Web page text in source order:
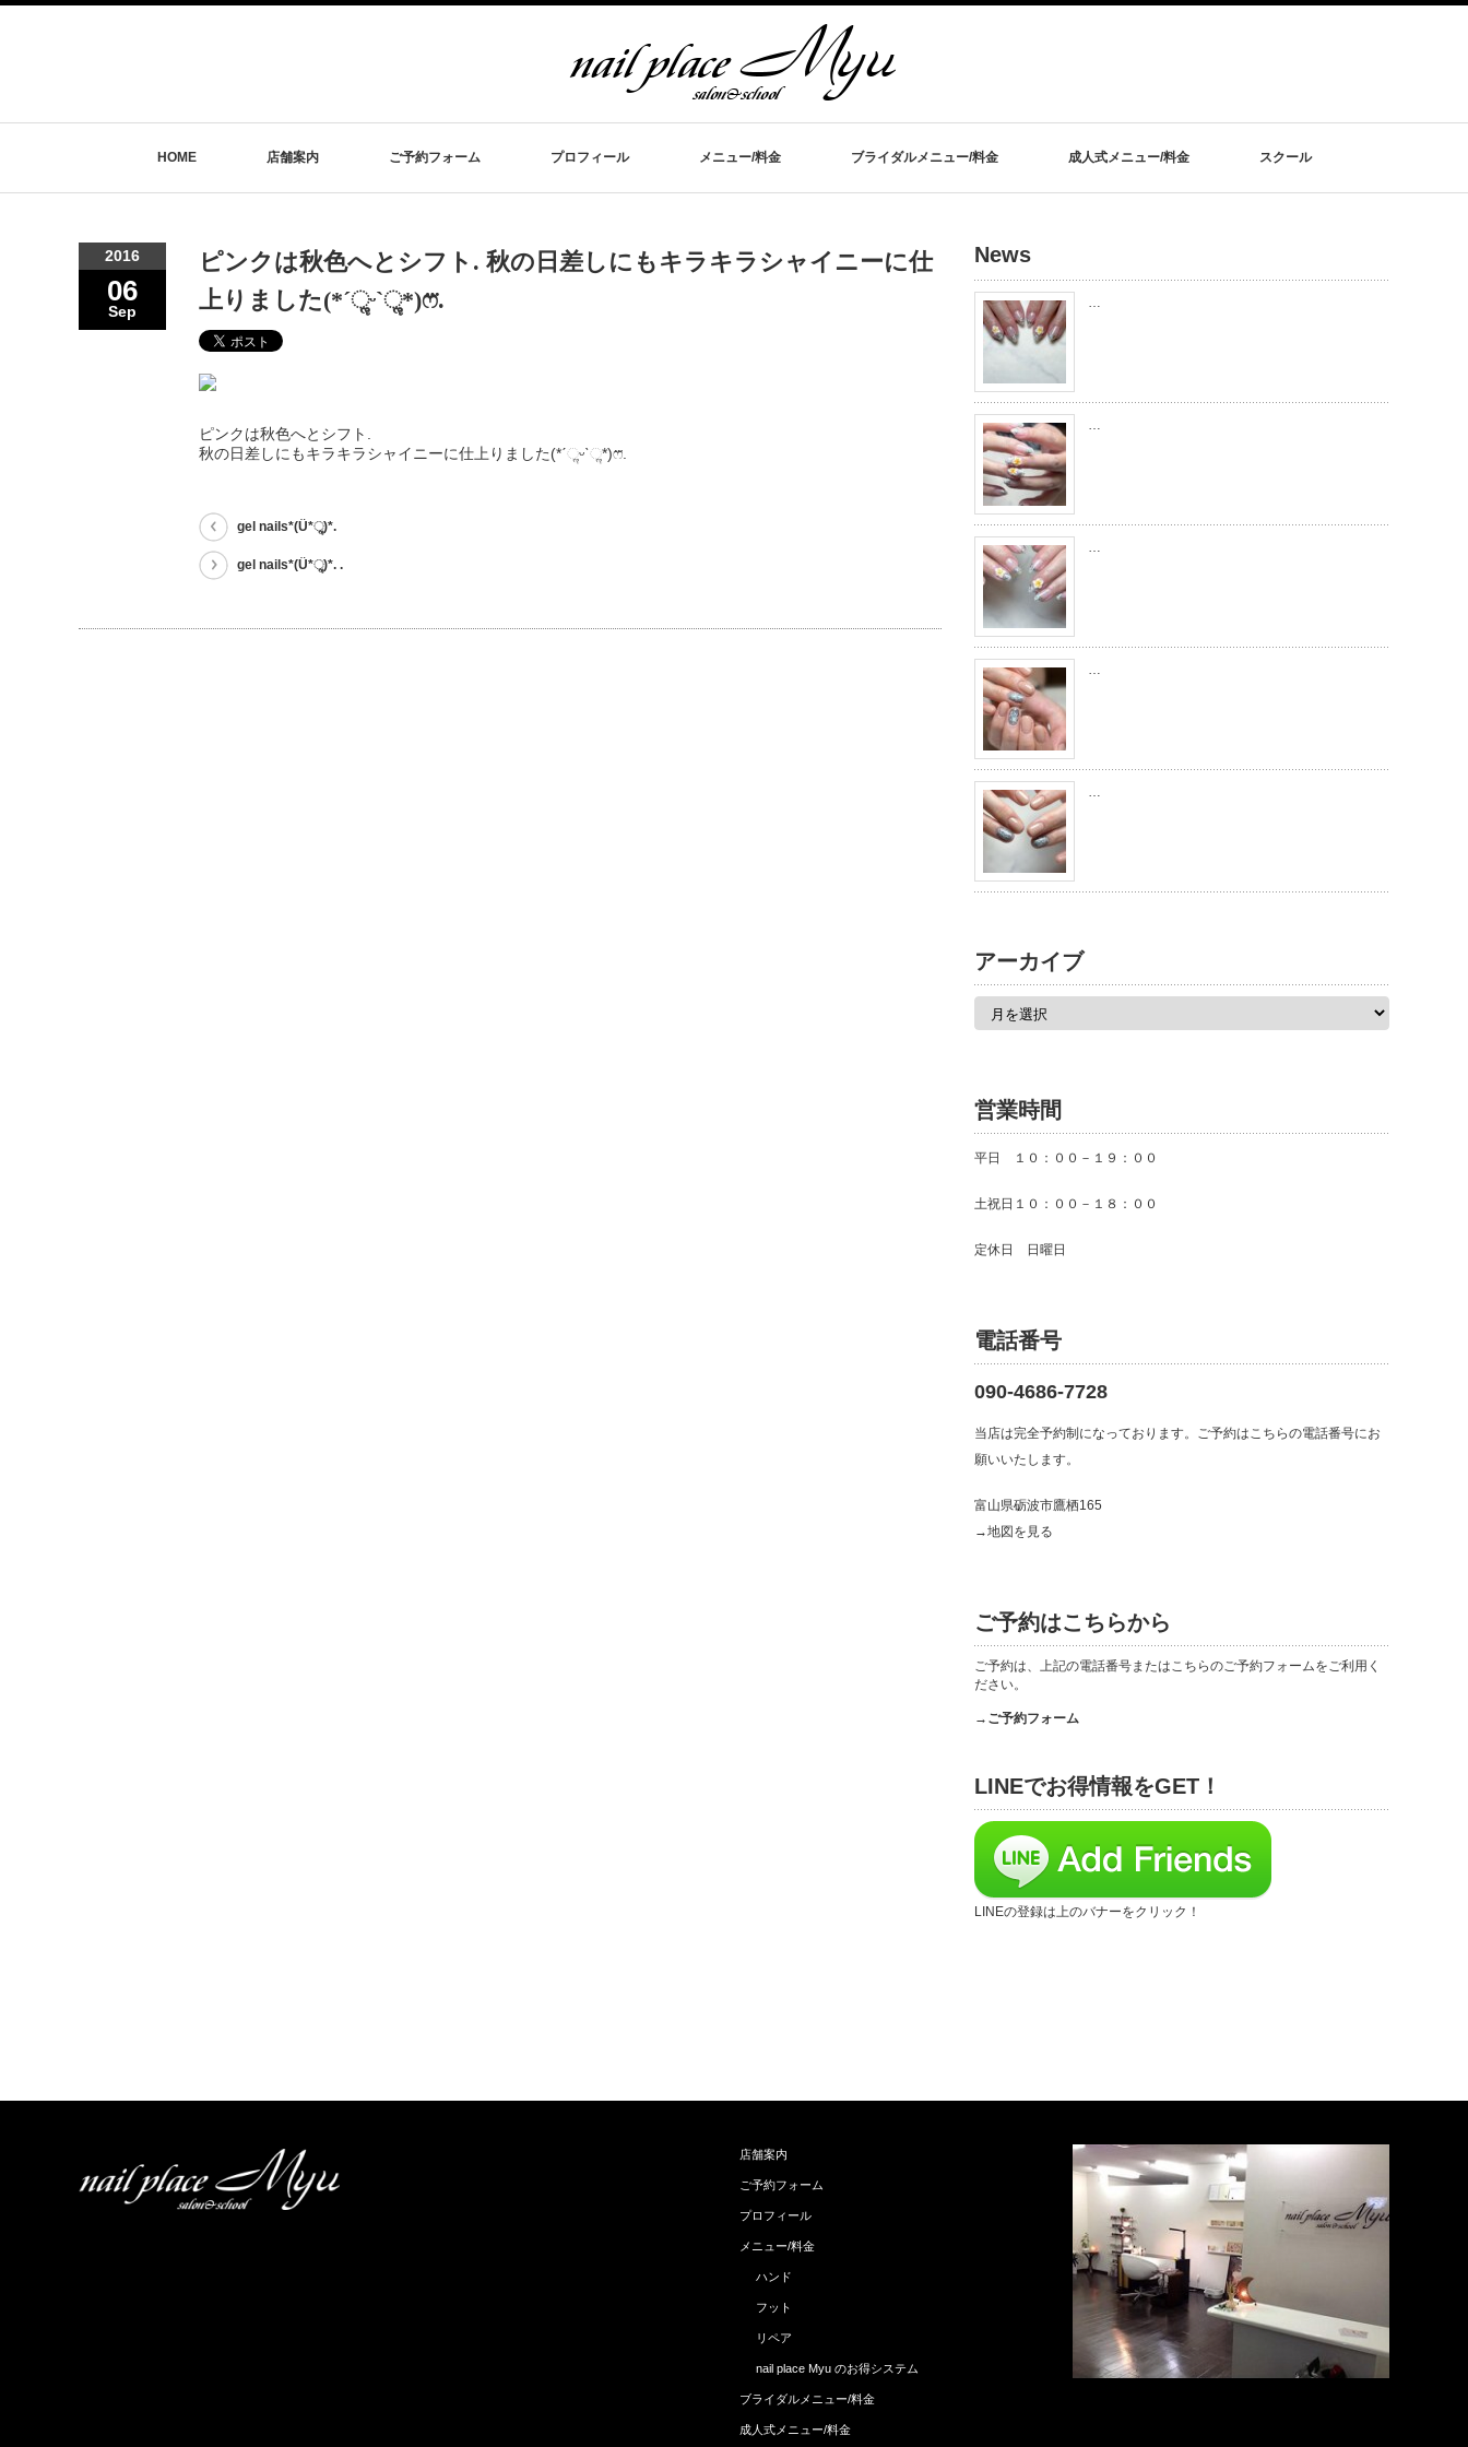
HOME 店舗案内 ご予約フォーム プロフィール メニュー/料金 ブライダルメニュー/料金 成人式メニュー/料金 スクール
2016
06
Sep
ピンクは秋色へとシフト. 秋の日差しにもキラキラシャイニーに仕
上りました(*ˊૢᵕˋૢ*)ෆ⃛.
ピンクは秋色へとシフト.
秋の日差しにもキラキラシャイニーに仕上りました(*ˊૢᵕˋૢ*)ෆ⃛.
gel nails*(Ü*ૢ)*.
gel nails*(Ü*ૢ)*. .
News
…
…
…
…
…
アーカイブ
営業時間
平日 １０：００－１９：００
土祝日１０：００－１８：００
定休日 日曜日
電話番号
090-4686-7728
当店は完全予約制になっております。ご予約はこちらの電話番号にお
願いいたします。
富山県砺波市鷹栖165
→地図を見る
ご予約はこちらから
ご予約は、上記の電話番号またはこちらのご予約フォームをご利用く
ださい。
→ご予約フォーム
LINEでお得情報をGET！
LINEの登録は上のバナーをクリック！
店舗案内
ご予約フォーム
プロフィール
メニュー/料金
ハンド
フット
リペア
nail place Myu のお得システム
ブライダルメニュー/料金
成人式メニュー/料金